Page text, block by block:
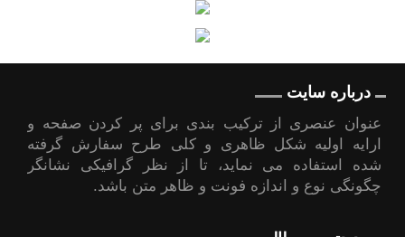
درباره سایت
عنوان عنصری از ترکیب بندی برای پر کردن صفحه و
ارایه اولیه شکل ظاهری و کلی طرح سفارش گرفته
شده استفاده می نماید، تا از نظر گرافیکی نشانگر
چگونگی نوع و اندازه فونت و ظاهر متن باشد.